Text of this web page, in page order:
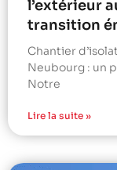
l’extérieur
transition
Chantier
Neubourg : un
Notre
Lire la suite »